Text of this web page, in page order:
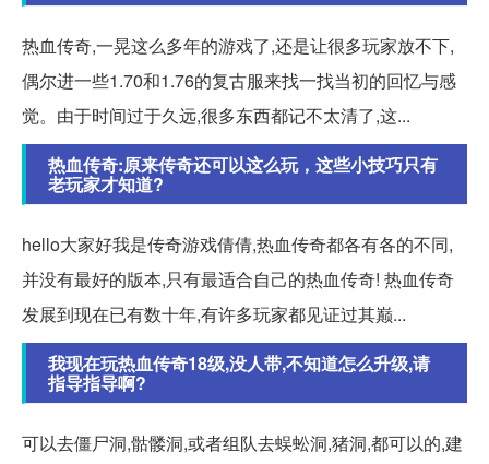
热血传奇,一晃这么多年的游戏了,还是让很多玩家放不下,
偶尔进一些1.70和1.76的复古服来找一找当初的回忆与感
觉。由于时间过于久远,很多东西都记不太清了,这...
热血传奇:原来传奇还可以这么玩，这些小技巧只有
老玩家才知道?
hello大家好我是传奇游戏倩倩,热血传奇都各有各的不同,
并没有最好的版本,只有最适合自己的热血传奇! 热血传奇
发展到现在已有数十年,有许多玩家都见证过其巅...
我现在玩热血传奇18级,没人带,不知道怎么升级,请
指导指导啊?
可以去僵尸洞,骷髅洞,或者组队去蜈蚣洞,猪洞,都可以的,建